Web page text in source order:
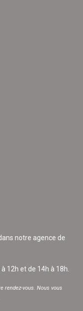
notre agence de
12h et de 14h à 18h.
rendez-vous. Nous vous